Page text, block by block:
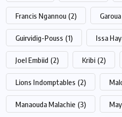
Francis Ngannou (2) Garoua
Guirvidig-Pouss (1) Issa
Joel Embiid (2) Kribi (2)
Lions Indomptables (2)
Manaouda Malachie (3)